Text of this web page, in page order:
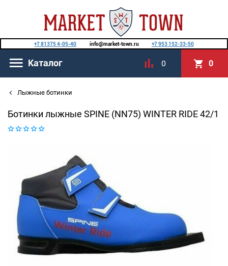
+7 81375 4-05-40 info@market-town.ru +7 953 152-33-50
Каталог 0 0
Лыжные ботинки
Ботинки лыжные SPINE (NN75) WINTER RIDE 42/1